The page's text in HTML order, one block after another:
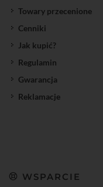
Towary przecenione
Cenniki
Jak kupić?
Regulamin
Gwarancja
Reklamacje
WSPARCIE